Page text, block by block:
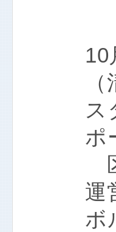
10
ス
ポ
運
ボ